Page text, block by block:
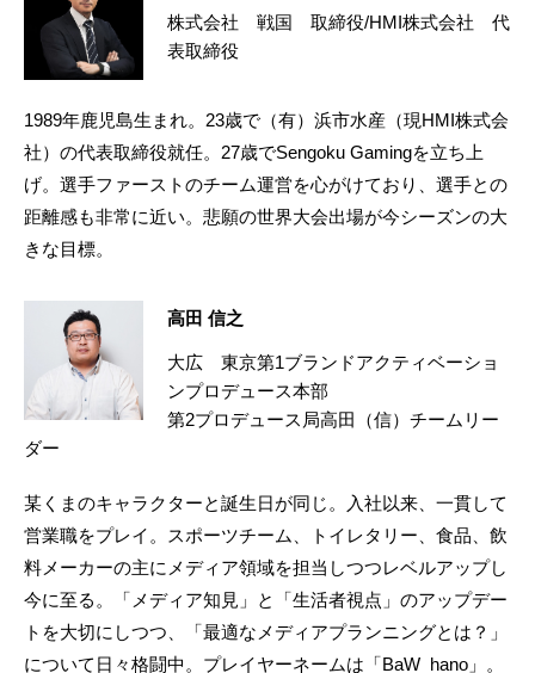
株式会社 戦国 取締役/HMI株式会社 代
表取締役
1989年鹿児島生まれ。23歳で（有）浜市水産（現HMI株式会
社）の代表取締役就任。27歳でSengoku Gamingを立ち上
げ。選手ファーストのチーム運営を心がけており、選手との
距離感も非常に近い。悲願の世界大会出場が今シーズンの大
きな目標。
高田 信之
大広 東京第1ブランドアクティベーショ
ンプロデュース本部
第2プロデュース局高田（信）チームリー
ダー
某くまのキャラクターと誕生日が同じ。入社以来、一貫して
営業職をプレイ。スポーツチーム、トイレタリー、食品、飲
料メーカーの主にメディア領域を担当しつつレベルアップし
今に至る。「メディア知見」と「生活者視点」のアップデー
トを大切にしつつ、「最適なメディアプランニングとは？」
について日々格闘中。プレイヤーネームは「BaW_hano」。